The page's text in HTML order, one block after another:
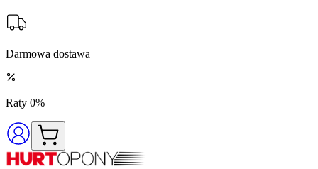
Darmowa dostawa
Raty 0%